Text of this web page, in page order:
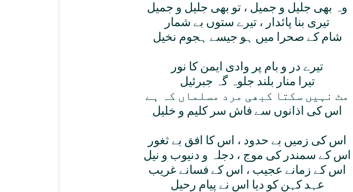
وہ بھی جليل و جميل ، تو بھی جليل و جميل
تيری بنا پائدار ، تيرے ستوں بے شمار
شام کے صحرا ميں ہو جيسے ہجوم نخيل
تيرے در و بام پر وادی ايمن کا نور
تيرا منار بلند جلوہ گہ جبرئيل
مٹ نہيں سکتا کبھی مرد مسلماں کہ ہے
اس کی اذانوں سے فاش سر کليم و خليل
اس کی زميں بے حدود ، اس کا افق بے ثغور
اس کے سمندر کی موج ، دجلہ و دنيوب و نيل
اس کے زمانے عجيب ، اس کے فسانے غريب
عہد کہن کو ديا اس نے پيام رحيل